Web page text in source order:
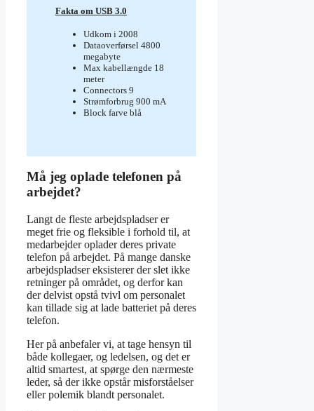
Fakta om USB 3.0
Udkom i 2008
Dataoverførsel 4800
megabyte
Max kabellængde 18
meter
Connectors 9
Strømforbrug 900 mA
Block farve blå
Må jeg oplade telefonen på
arbejdet?
Langt de fleste arbejdspladser er
meget frie og fleksible i forhold til, at
medarbejder oplader deres private
telefon på arbejdet. På mange danske
arbejdspladser eksisterer der slet ikke
retninger på området, og derfor kan
der delvist opstå tvivl om personalet
kan tillade sig at lade batteriet på deres
telefon.
Her på anbefaler vi, at tage hensyn til
både kollegaer, og ledelsen, og det er
altid smartest, at spørge den nærmeste
leder, så der ikke opstår misforståelser
eller polemik blandt personalet.